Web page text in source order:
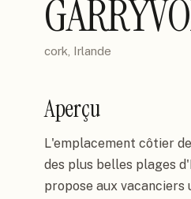
cork, Irlande
Aperçu
L'emplacement côtier
des plus belles plages
propose aux